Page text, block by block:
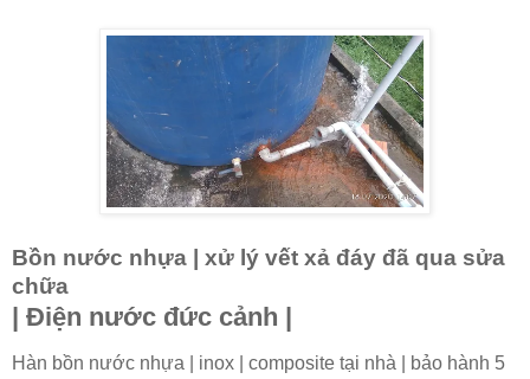
Bồn nước nhựa | xử lý vết xả đáy đã qua sửa
chữa
| Điện nước đức cảnh |
Hàn bồn nước nhựa | inox | composite tại nhà | bảo hành 5